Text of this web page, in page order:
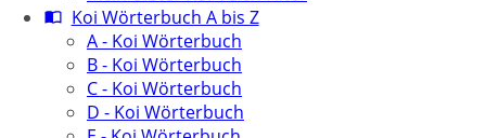
Koi Wörterbuch A bis Z
A - Koi Wörterbuch
B - Koi Wörterbuch
C - Koi Wörterbuch
D - Koi Wörterbuch